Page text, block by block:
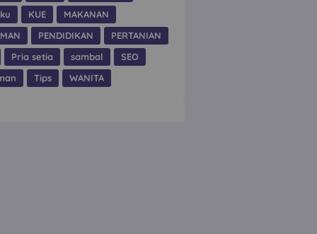
KUE
MAKANAN
PENDIDIKAN
PERTANIAN
Pria setia sambal
SEO
Tips WANITA